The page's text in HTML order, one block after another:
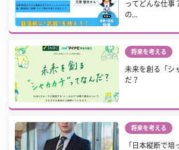
ってどんな仕事
の...
将来を考える
未来を創る「シ
だ？
将来を考える
「日本縦断で培